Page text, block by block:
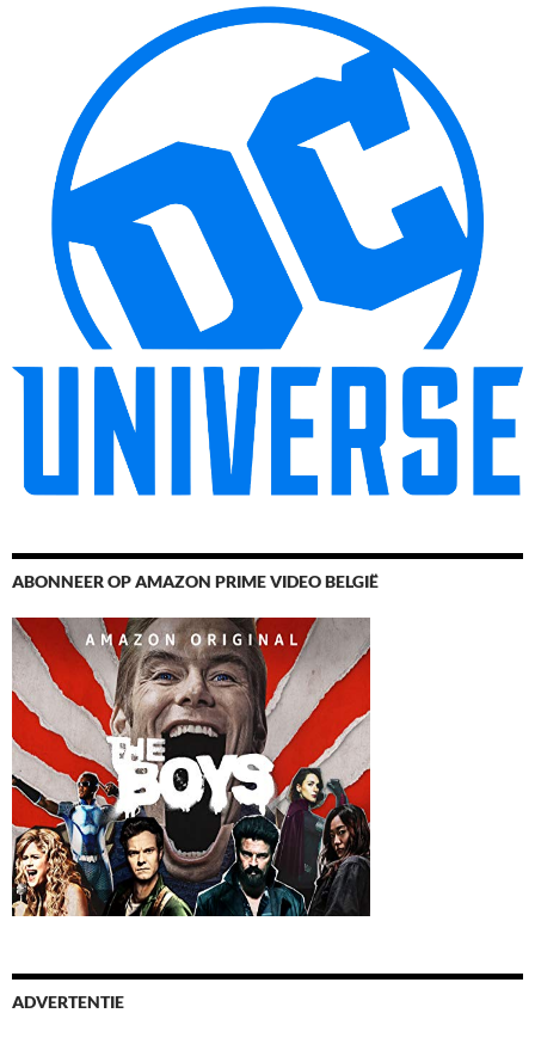
ABONNEER OP AMAZON PRIME VIDEO BELGIË
ADVERTENTIE